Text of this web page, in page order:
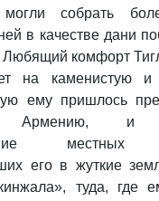
собрать
в качестве дани
комфорт
на каменистую и
ему пришлось
Армению, и
местных
его в жуткие
туда, где